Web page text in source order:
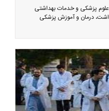
پزشکی و خدمات بهداشتی
درمان و آموزش پزشکی